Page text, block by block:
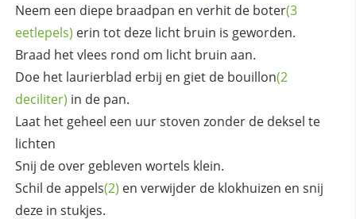
Neem een diepe braadpan en verhit de boter(3
eetlepels) erin tot deze licht bruin is geworden.
Braad het vlees rond om licht bruin aan.
Doe het laurierblad erbij en giet de bouillon(2
deciliter) in de pan.
Laat het geheel een uur stoven zonder de deksel te
lichten
Snij de over gebleven wortels klein.
Schil deappels(2) en verwijder de klokhuizen en snij
deze in stukjes.